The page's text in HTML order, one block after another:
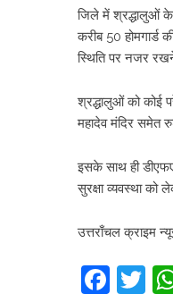
जिले में श्रद्धालुओं के
करीब 50 होमगार्ड
स्थिति पर नजर
श्रद्धालुओं को कोई
महादेव मंदिर समेत
इसके साथ ही
सुरक्षा व्यवस्था को
उत्तराँचल क्राइम